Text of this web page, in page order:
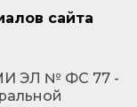
сайта
ЭЛ № ФС 77 -